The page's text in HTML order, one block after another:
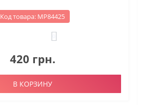
Код товара: МР84425
420 грн.
В КОРЗИНУ